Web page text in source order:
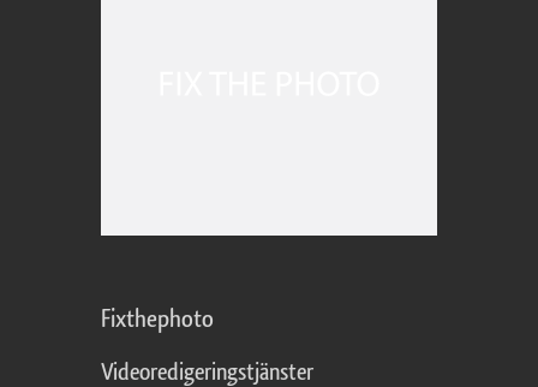
Fixthephoto
Videoredigeringstjänster